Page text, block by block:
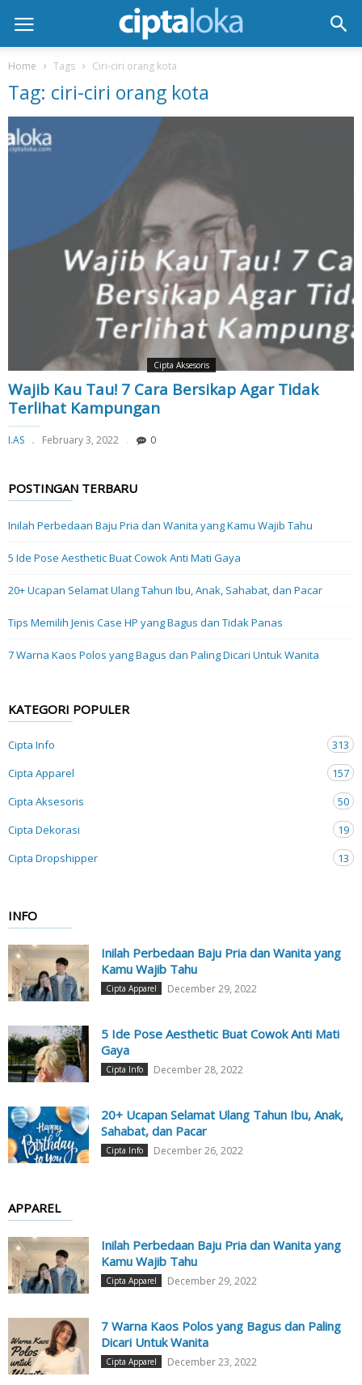
Home Tags Ciri-ciri orang kota
Tag: ciri-ciri orang kota
Cipta Aksesoris
Wajib Kau Tau! 7 Cara Bersikap Agar Tidak
Terlihat Kampungan
I.AS February 3, 2022 0
POSTINGAN TERBARU
Inilah Perbedaan Baju Pria dan Wanita yang Kamu Wajib Tahu
5 Ide Pose Aesthetic Buat Cowok Anti Mati Gaya
20+ Ucapan Selamat Ulang Tahun Ibu, Anak, Sahabat, dan Pacar
Tips Memilih Jenis Case HP yang Bagus dan Tidak Panas
7 Warna Kaos Polos yang Bagus dan Paling Dicari Untuk Wanita
KATEGORI POPULER
Cipta Info
313
Cipta Apparel
157
Cipta Aksesoris
50
Cipta Dekorasi
19
Cipta Dropshipper
13
INFO
Inilah Perbedaan Baju Pria dan Wanita yang
Kamu Wajib Tahu
Cipta Apparel December 29, 2022
5 Ide Pose Aesthetic Buat Cowok Anti Mati
Gaya
Cipta Info December 28, 2022
20+ Ucapan Selamat Ulang Tahun Ibu, Anak,
Sahabat, dan Pacar
Cipta Info December 26, 2022
APPAREL
Inilah Perbedaan Baju Pria dan Wanita yang
Kamu Wajib Tahu
Cipta Apparel December 29, 2022
7 Warna Kaos Polos yang Bagus dan Paling
Dicari Untuk Wanita
Cipta Apparel December 23, 2022